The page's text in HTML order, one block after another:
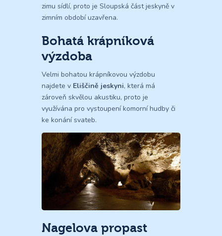
zimu sídlí, proto je Sloupská část jeskyně v
zimním období uzavřena.
Bohatá krápníková
výzdoba
Velmi bohatou krápníkovou výzdobu
najdete v Eliščině jeskyni, která má
zároveň skvělou akustiku, proto je
využívána pro vystoupení komorní hudby či
ke konání svateb.
Nagelova propast